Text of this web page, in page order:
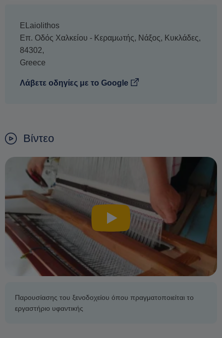
ELaiolithos
Επ. Οδός Χαλκείου - Κεραμωτής, Νάξος, Κυκλάδες,
84302,
Greece
Λάβετε οδηγίες με το Google
Βίντεο
Παρουσίασης του ξενοδοχείου όπου πραγματοποιείται το
εργαστήριο υφαντικής